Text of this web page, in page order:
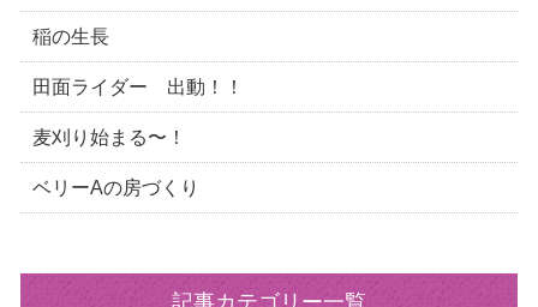
稲の生長
田面ライダー 出動！！
麦刈り始まる〜！
ベリーAの房づくり
記事カテゴリー一覧